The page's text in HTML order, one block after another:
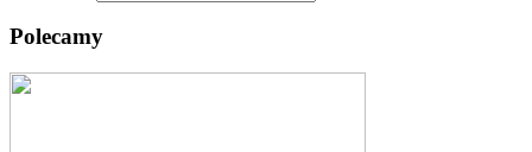
Polecamy